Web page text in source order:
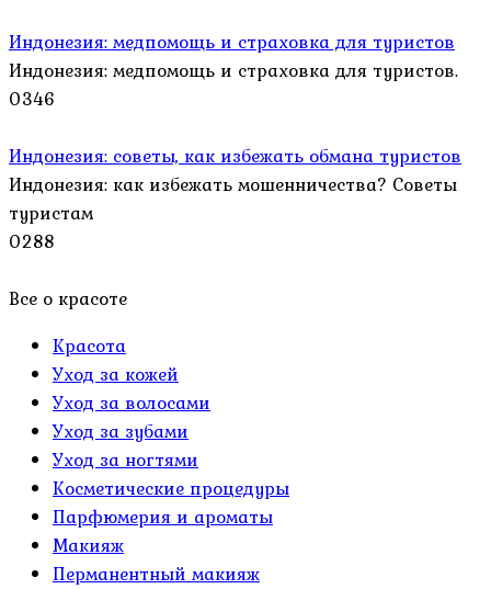
Индонезия: медпомощь и страховка для туристов
Индонезия: медпомощь и страховка для туристов.
0346
Индонезия: советы, как избежать обмана туристов
Индонезия: как избежать мошенничества? Советы
туристам
0288
Все о красоте
Красота
Уход за кожей
Уход за волосами
Уход за зубами
Уход за ногтями
Косметические процедуры
Парфюмерия и ароматы
Макияж
Перманентный макияж